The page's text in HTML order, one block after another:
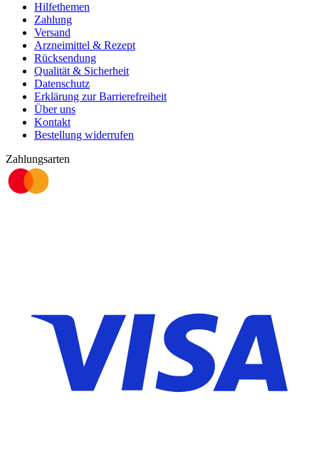
Hilfethemen
Zahlung
Versand
Arzneimittel & Rezept
Rücksendung
Qualität & Sicherheit
Datenschutz
Erklärung zur Barrierefreiheit
Über uns
Kontakt
Bestellung widerrufen
Zahlungsarten